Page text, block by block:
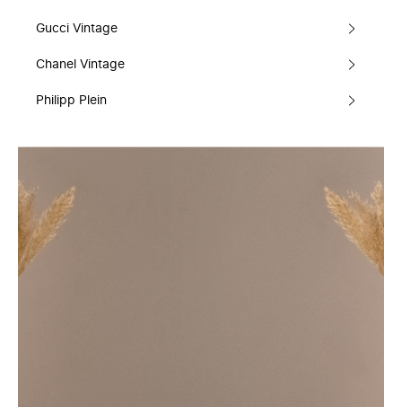
Gucci Vintage
Chanel Vintage
Philipp Plein